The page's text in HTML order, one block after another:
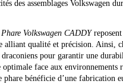
des assemblages Volkswagen
Phare Volkswagen CADDYreposent
alliant qualité et précision. Ainsi,
draconiens pour garantir une
optimale face aux environnements
phare bénéficie d’une fabrication